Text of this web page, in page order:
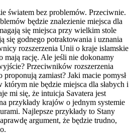
światem bez problemów. Przeciwnie.
będzie znalezienie miejsca dla
się miejsca przy wielkim stole
się godnego potraktowania i uznania
rozszerzenia Unii o kraje islamskie
mają rację. Ale jeśli nie dokonamy
Przeciwników rozszerzenia
zamiast? Jaki macie pomysł
nie będzie miejsca dla słabych i
mi się, że intuicja Savatera jest
przykłady krajów o jednym systemie
Najlepsze przykłady to Stany
argument, że będzie trudno,